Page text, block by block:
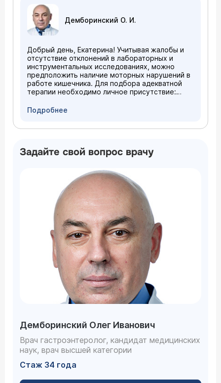
Нельзя принимать какие-либо желчегонные
медикаментозные средства, особенно
самостоятельно, без назначения врача.
положительный). Пью уже неделю,
придерживаюсь диеты, живот болит, в
основном слева от пупка и чуть выше, не
сильно, бывает болит когда напрягаю живот.
Что делать?
Демборинский О. И.
Добрый день, Екатерина! Учитывая жалобы и
отсутствие отклонений в лабораторных и
инструментальных исследованиях, можно
предположить наличие моторных нарушений в
работе кишечника. Для подбора адекватной
терапии необходимо личное присутствие:
несколько уточняющих вопросов. Приглашаю
Вас на очную консультацию, буду рад помочь
Подробнее
Задайте свой вопрос врачу
Демборинский Олег Иванович
Врач гастроэнтеролог, кандидат медицинских
наук, врач высшей категории
Стаж 34 года